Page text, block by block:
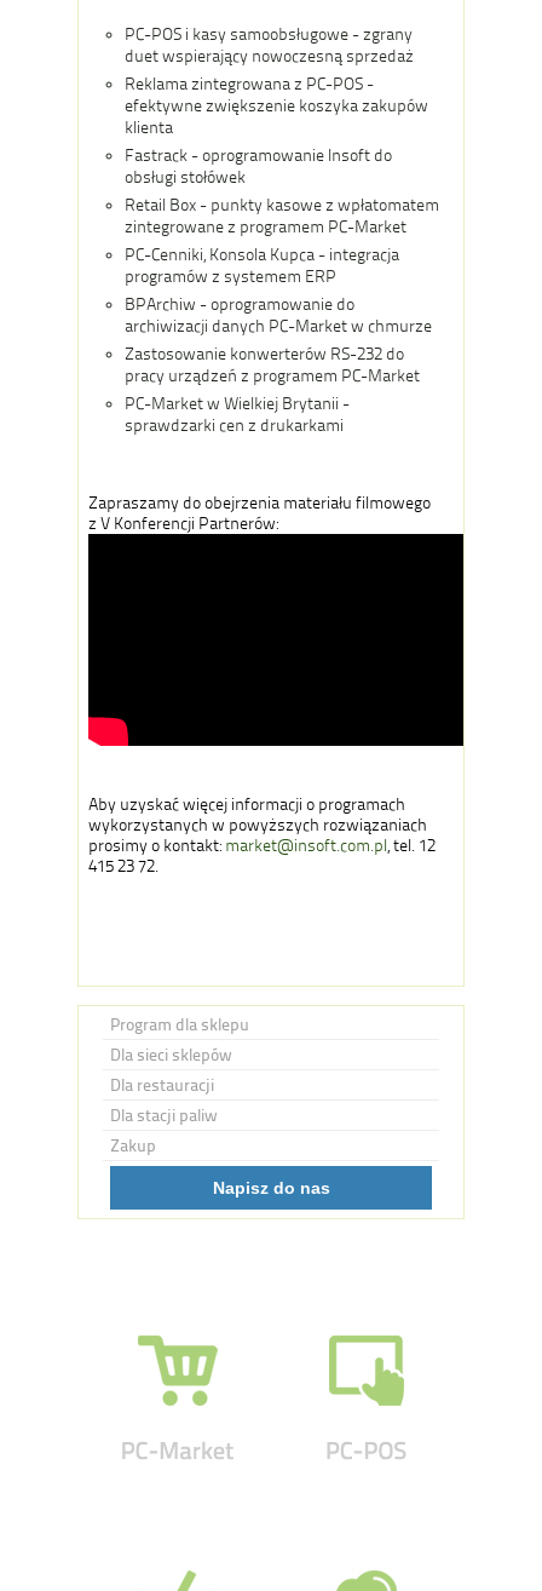
PC-POS i kasy samoobsługowe - zgrany
duet wspierający nowoczesną sprzedaż
Reklama zintegrowana z PC-POS -
efektywne zwiększenie koszyka zakupów
klienta
Fastrack - oprogramowanie Insoft do
obsługi stołówek
Retail Box - punkty kasowe z wpłatomatem
zintegrowane z programem PC-Market
PC-Cenniki, Konsola Kupca - integracja
programów z systemem ERP
BPArchiw - oprogramowanie do
archiwizacji danych PC-Market w chmurze
Zastosowanie konwerterów RS-232 do
pracy urządzeń z programem PC-Market
PC-Market w Wielkiej Brytanii -
sprawdzarki cen z drukarkami
Zapraszamy do obejrzenia materiału filmowego
z V Konferencji Partnerów:
Aby uzyskać więcej informacji o programach
wykorzystanych w powyższych rozwiązaniach
prosimy o kontakt: market@insoft.com.pl , tel. 12
415 23 72.
Program dla sklepu
Dla sieci sklepów
Dla restauracji
Dla stacji paliw
Zakup
Napisz do nas